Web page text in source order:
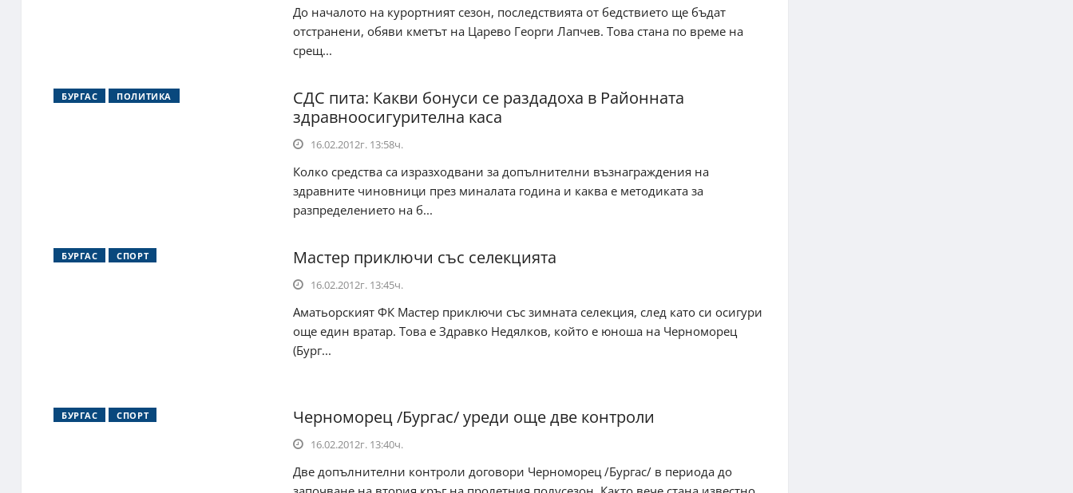
До началото на курортният сезон, последствията от бедствието ще бъдат
отстранени, обяви кметът на Царево Георги Лапчев. Това стана по време на
срещ...
БУРГАС ПОЛИТИКА
СДС пита: Какви бонуси се раздадоха в Районната
здравноосигурителна каса
16.02.2012г. 13:58ч.
Колко средства са изразходвани за допълнителни възнаграждения на
здравните чиновници през миналата година и каква е методиката за
разпределението на б...
БУРГАС СПОРТ Мастер приключи със селекцията
16.02.2012г. 13:45ч.
Аматьорският ФК Мастер приключи със зимната селекция, след като си осигури
още един вратар. Това е Здравко Недялков, който е юноша на Черноморец
(Бург...
БУРГАС СПОРТ Черноморец /Бургас/ уреди още две контроли
16.02.2012г. 13:40ч.
Две допълнителни контроли договори Черноморец /Бургас/ в периода до